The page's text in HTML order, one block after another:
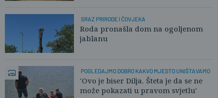
SRAZ PRIRODE I ČOVJEKA
Roda pronašla dom na ogoljenom
jablanu
POGLEDAJMO DOBRO KAKVO MJESTO UNIŠTAVAMO
'Ovo je biser Dilja. Šteta je da se ne
može pokazati u pravom svjetlu'